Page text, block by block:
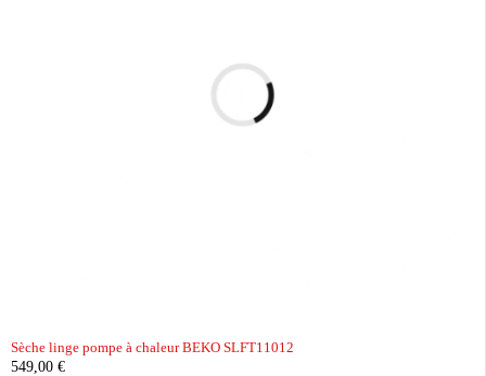
Sèche linge pompe à chaleur BEKO SLFT11012
549,00 €